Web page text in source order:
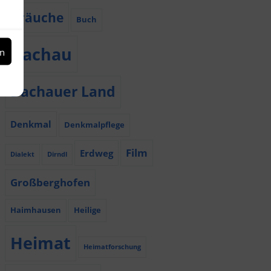
Bräuche Buch
Dachau
Dachauer Land
Denkmal Denkmalpflege
Dialekt Dirndl Erdweg Film
Großberghofen
Haimhausen Heilige
Heimat Heimatforschung